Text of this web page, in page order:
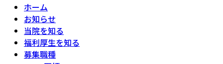
ホーム
お知らせ
当院を知る
福利厚生を知る
募集職種